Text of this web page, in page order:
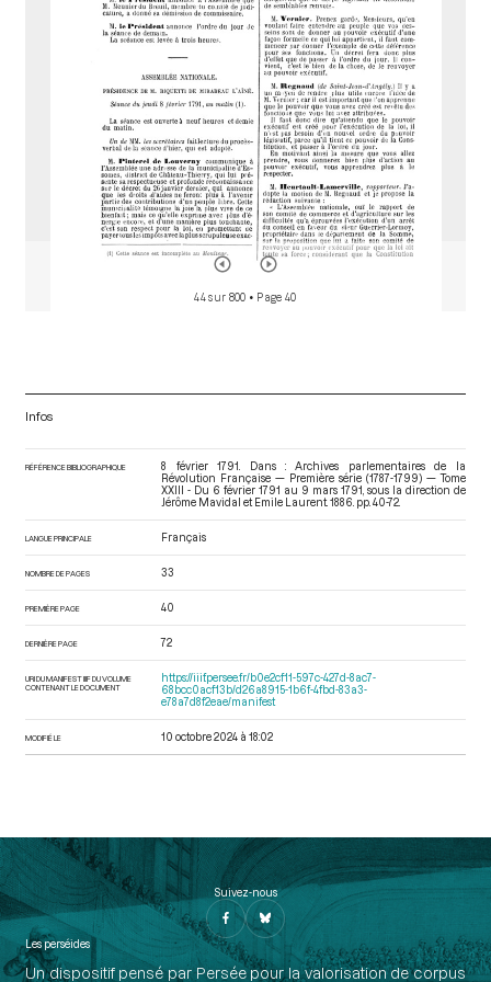
44 sur 800 • Page 40
Infos
RÉFÉRENCE BIBLIOGRAPHIQUE
8 février 1791. Dans : Archives parlementaires de la
Révolution Française — Première série (1787-1799) — Tome
XXIII - Du 6 février 1791 au 9 mars 1791 , sous la direction de
Jérôme Mavidal et Emile Laurent. 1886. pp. 40-72.
LANGUE PRINCIPALE Français
NOMBRE DE PAGES 33
PREMIÈRE PAGE 40
DERNIÈRE PAGE 72
URI DU MANIFEST IIIF DU VOLUME
CONTENANT LE DOCUMENT
https://iiif.persee.fr/b0e2cf11-597c-427d-8ac7-
68bcc0acf13b/d26a8915-1b6f-4fbd-83a3-
e78a7d8f2eae/manifest
MODIFIÉ LE 10 octobre 2024 à 18:02
Suivez-nous
Les perséides
Un dispositif pensé par Persée pour la valorisation de corpus